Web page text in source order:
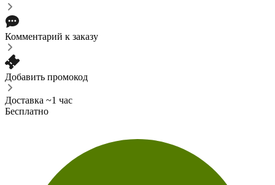
Комментарий к заказу
Добавить промокод
Доставка ~1 час
Бесплатно